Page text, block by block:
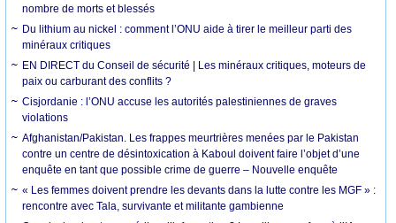
nombre de morts et blessés
Du lithium au nickel : comment l’ONU aide à tirer le meilleur parti des
minéraux critiques
EN DIRECT du Conseil de sécurité | Les minéraux critiques, moteurs de
paix ou carburant des conflits ?
Cisjordanie : l’ONU accuse les autorités palestiniennes de graves
violations
Afghanistan/Pakistan. Les frappes meurtrières menées par le Pakistan
contre un centre de désintoxication à Kaboul doivent faire l’objet d’une
enquête en tant que possible crime de guerre – Nouvelle enquête
« Les femmes doivent prendre les devants dans la lutte contre les MGF » :
rencontre avec Tala, survivante et militante gambienne